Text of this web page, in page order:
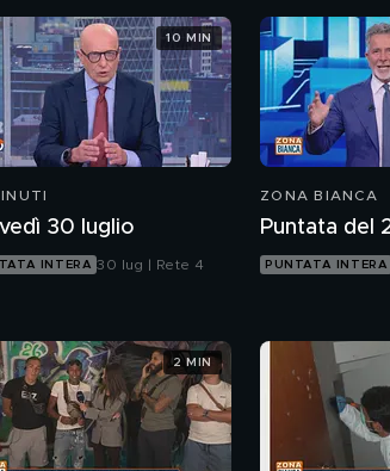
30 luglio
INTERA 30 lug | Rete 4
10 MIN
ZONA BIANCA
Puntata del
PUNTATA INTERA
2 MIN